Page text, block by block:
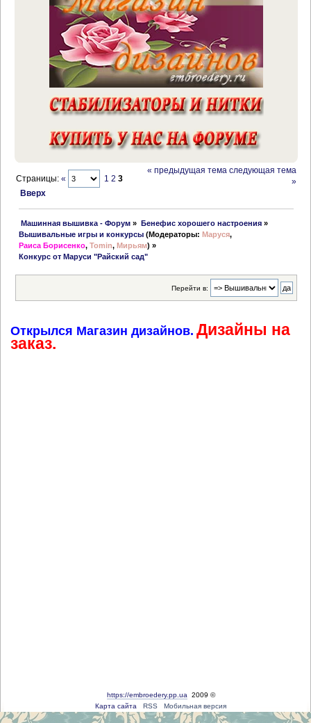
Страницы:« 1 2 3
Вверх
« предыдущая тема следующая тема
»
Машинная вышивка - Форум » Бенефис хорошего настроения»
Вышивальные игры и конкурсы (Модераторы:Маруся,
Раиса Борисенко,Tomin,Мирьям) »
Конкурс от Маруси "Райский сад"
Перейти в:
Открылся Магазин дизайнов. Дизайны на
заказ.
https://embroedery.pp.ua 2009 ©
Карта сайта
RSS Мобильная версия